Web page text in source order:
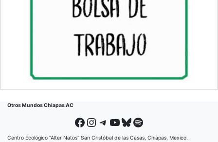
Otros Mundos Chiapas AC
Facebook Instagram Telegram YouTube Bluesky Spotify
Centro Ecológico "Alter Natos" San Cristóbal de las Casas, Chiapas, Mexico.